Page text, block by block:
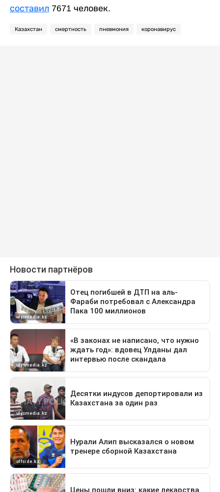
составил 7671 человек.
Казахстан смертность пневмония коронавирус